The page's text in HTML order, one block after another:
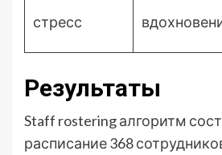
стресс
Результаты
Staff rostering алгоритм
расписание 368